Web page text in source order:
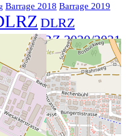
Barrage 2018 Barrage 2019
DLRZ
DLRZ 2020/2021
2023
DLRZ 2023/2024
Aufstiegsspiel
DLRZ
DLRZ Regional-Cup
Cup 2022 DLRZ Regional-
Cup 2025 DLRZ Regional-Cup 2026
Nationalmannschaft